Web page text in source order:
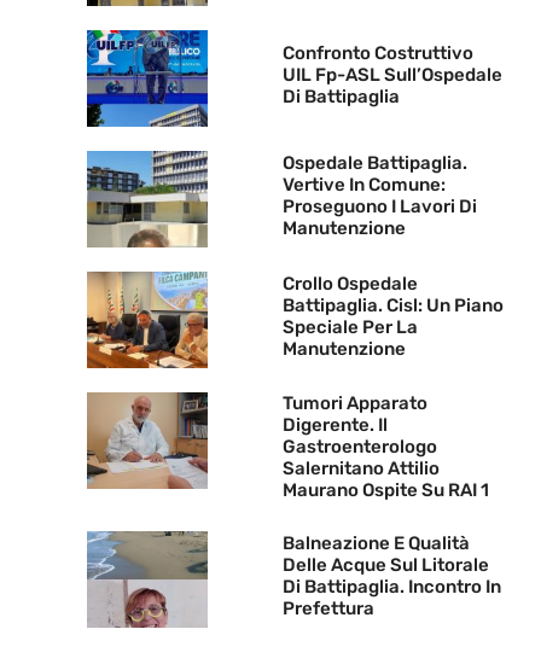
Confronto Costruttivo
UIL Fp-ASL Sull’Ospedale
Di Battipaglia
Ospedale Battipaglia.
Vertive In Comune:
Proseguono I Lavori Di
Manutenzione
Crollo Ospedale
Battipaglia. Cisl: Un Piano
Speciale Per La
Manutenzione
Tumori Apparato
Digerente. Il
Gastroenterologo
Salernitano Attilio
Maurano Ospite Su RAI 1
Balneazione E Qualità
Delle Acque Sul Litorale
Di Battipaglia. Incontro In
Prefettura